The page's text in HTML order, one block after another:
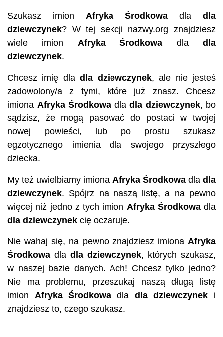
Szukasz imion Afryka Środkowa dla dla
dziewczynek? W tej sekcji nazwy.org znajdziesz
wiele imion Afryka Środkowa dladla
dziewczynek.
Chcesz imię dladla dziewczynek, ale nie jesteś
zadowolony/a z tymi, które już znasz. Chcesz
imiona Afryka Środkowa dla dla dziewczynek, bo
sądzisz, że mogą pasować do postaci w twojej
nowej powieści, lub po prostu szukasz
egzotycznego imienia dla swojego przyszłego
dziecka.
My też uwielbiamy imiona Afryka Środkowadladla
dziewczynek. Spójrz na naszą listę, a na pewno
więcej niż jedno z tych imion Afryka Środkowadla
dla dziewczynek cię oczaruje.
Nie wahaj się, na pewno znajdziesz imiona Afryka
Środkowa dla dla dziewczynek, których szukasz,
w naszej bazie danych. Ach! Chcesz tylko jedno?
Nie ma problemu, przeszukaj naszą długą listę
imion Afryka Środkowa dla dla dziewczynek i
znajdziesz to, czego szukasz.